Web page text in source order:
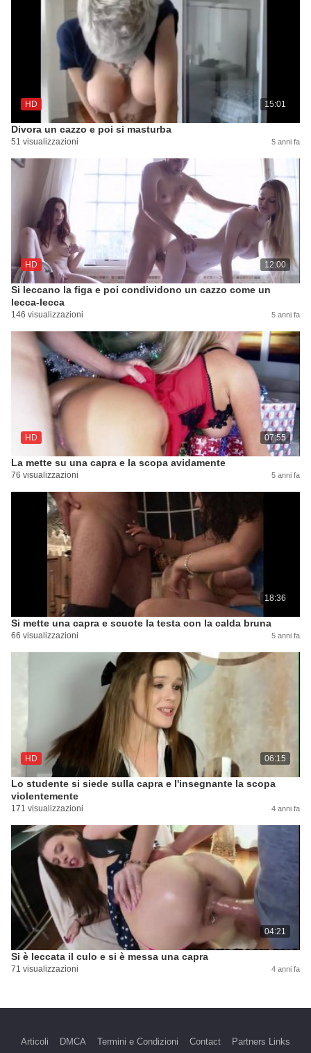
HD 15:01
Divora un cazzo e poi si masturba
51 visualizzazioni 5 anni fa
HD 12:00
Si leccano la figa e poi condividono un cazzo come un
lecca-lecca
146 visualizzazioni 5 anni fa
HD 07:55
La mette su una capra e la scopa avidamente
76 visualizzazioni 5 anni fa
18:36
Si mette una capra e scuote la testa con la calda bruna
66 visualizzazioni 5 anni fa
HD 06:15
Lo studente si siede sulla capra e l'insegnante la scopa
violentemente
171 visualizzazioni 4 anni fa
04:21
Si è leccata il culo e si è messa una capra
71 visualizzazioni 4 anni fa
Articoli DMCA Termini e Condizioni Contact Partners Links